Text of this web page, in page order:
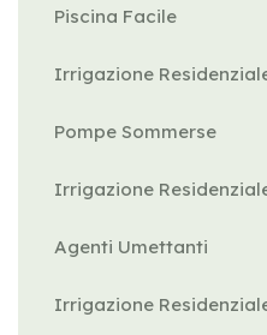
Piscina Facile
Irrigazione
Pompe Sommerse
Irrigazione
Agenti Umettanti
Irrigazione